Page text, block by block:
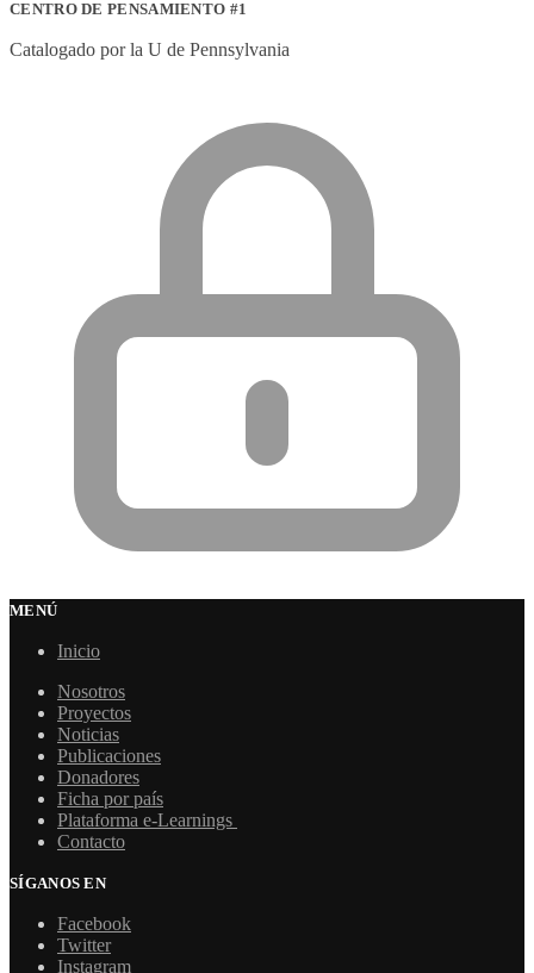
CENTRO DE PENSAMIENTO #1
Catalogado por la U de Pennsylvania
MENÚ
Inicio
Nosotros
Proyectos
Noticias
Publicaciones
Donadores
Ficha por país
Plataforma e-Learnings
Contacto
SÍGANOS EN
Facebook
Twitter
Instagram